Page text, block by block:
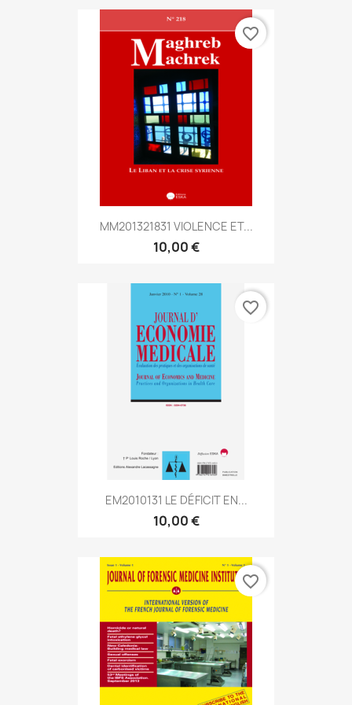
MM201321831 VIOLENCE ET...
10,00 €
favorite_border
EM2010131 LE DÉFICIT EN...
10,00 €
favorite_border
favorite_border